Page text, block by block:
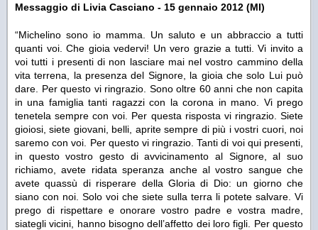
Messaggio di Livia Casciano - 15 gennaio 2012 (MI)
“Michelino sono io mamma. Un saluto e un abbraccio a tutti
quanti voi. Che gioia vedervi! Un vero grazie a tutti. Vi invito a
voi tutti i presenti di non lasciare mai nel vostro cammino della
vita terrena, la presenza del Signore, la gioia che solo Lui può
dare. Per questo vi ringrazio. Sono oltre 60 anni che non capita
in una famiglia tanti ragazzi con la corona in mano. Vi prego
tenetela sempre con voi. Per questa risposta vi ringrazio. Siete
gioiosi, siete giovani, belli, aprite sempre di più i vostri cuori, noi
saremo con voi. Per questo vi ringrazio. Tanti di voi qui presenti,
in questo vostro gesto di avvicinamento al Signore, al suo
richiamo, avete ridata speranza anche al vostro sangue che
avete quassù di risperare della Gloria di Dio: un giorno che
siano con noi. Solo voi che siete sulla terra li potete salvare. Vi
prego di rispettare e onorare vostro padre e vostra madre,
siategli vicini, hanno bisogno dell’affetto dei loro figli. Per questo